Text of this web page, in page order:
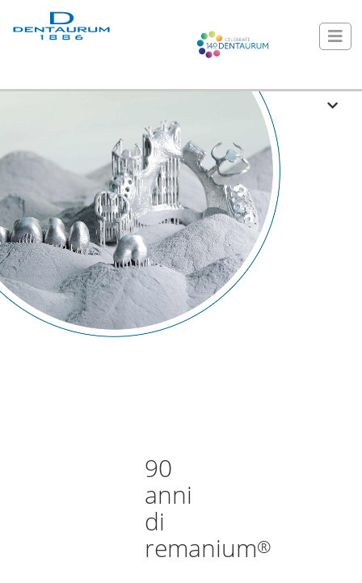
90
anni
di
remanium®